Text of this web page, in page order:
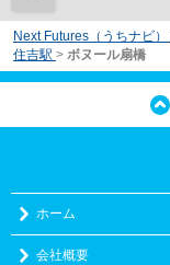
Next Futures（うちナビ）
住吉駅 > ボヌール扇橋
ホーム
会社概要